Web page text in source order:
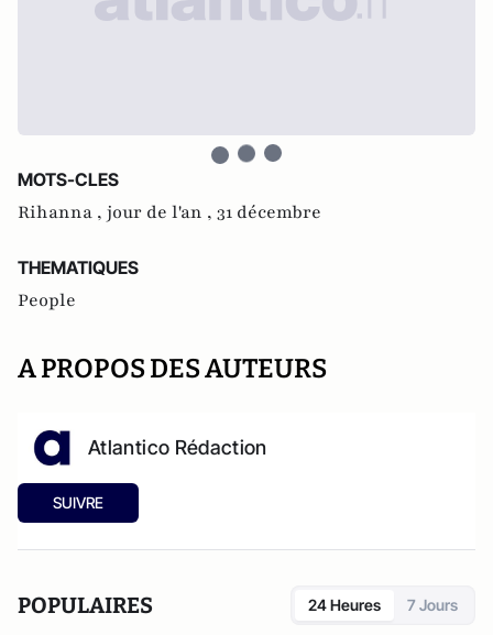
MOTS-CLES
Rihanna , jour de l'an , 31 décembre
THEMATIQUES
People
A PROPOS DES AUTEURS
Atlantico Rédaction
SUIVRE
POPULAIRES 24 Heures 7 Jours